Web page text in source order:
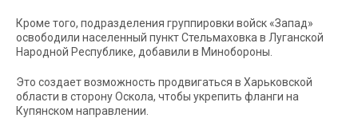
Кроме того, подразделения группировки войск «Запад»
освободили населенный пункт Стельмаховка в Луганской
Народной Республике, добавили в Минобороны.
Это создает возможность продвигаться в Харьковской
области в сторону Оскола, чтобы укрепить фланги на
Купянском направлении.